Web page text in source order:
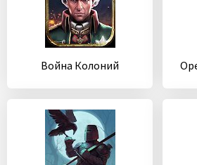
Война Колоний